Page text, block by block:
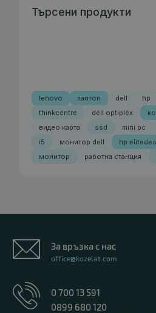
Търсени продукти
lenovo лаптоп dell hp
thinkcentre
dell optiplex
видео карта
ssd mini pc
i5
монитор dell hp
монитор
работна станция
За връзка с нас
office@kozelat.com
0 700 13 591
0899 680 120